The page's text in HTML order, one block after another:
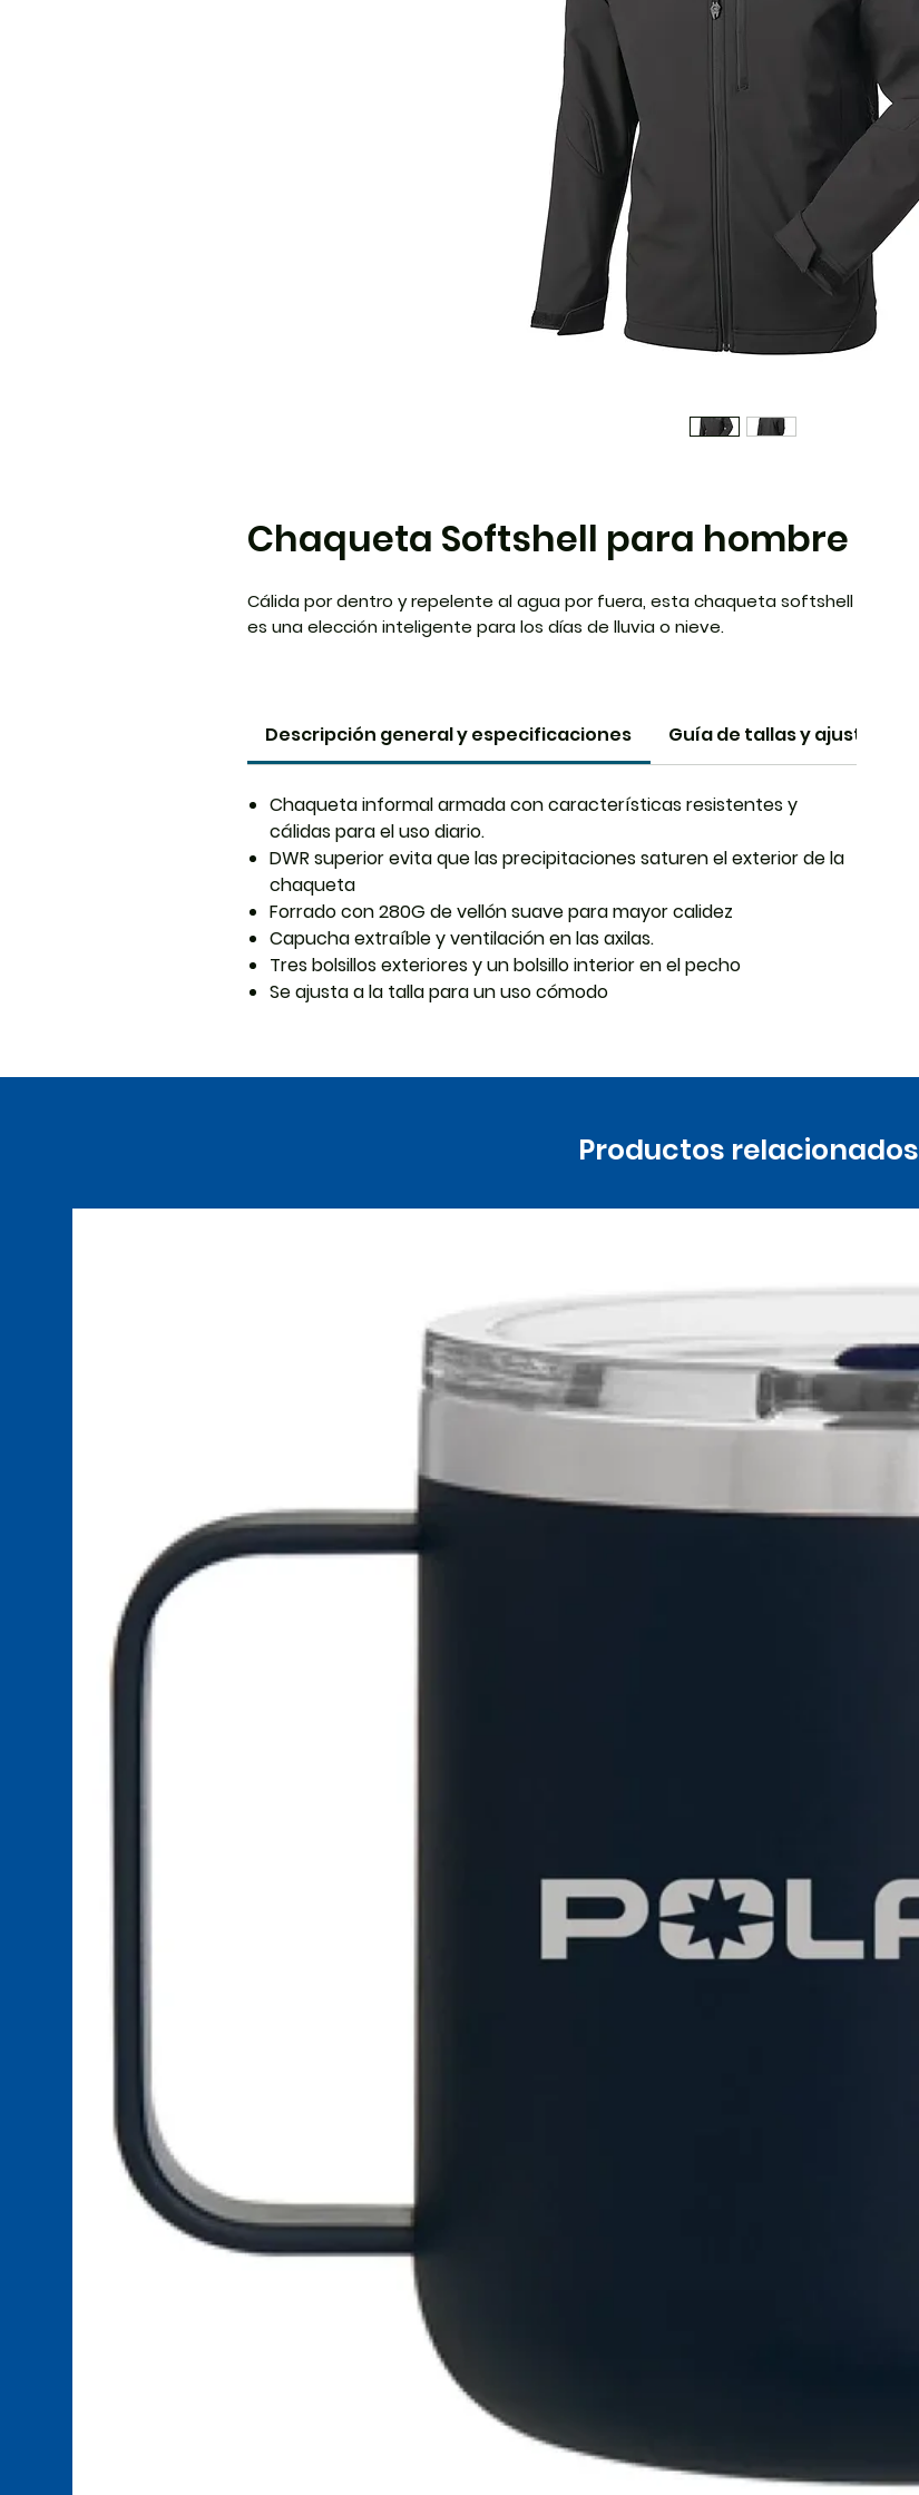
Chaqueta Softshell para hombre
Cálida por dentro y repelente al agua por fuera, esta chaqueta softshell
es una elección inteligente para los días de lluvia o nieve.
Descripción general y especificaciones Guía de tallas y ajustes
Chaqueta informal armada con características resistentes y
cálidas para el uso diario.
DWR superior evita que las precipitaciones saturen el exterior de la
chaqueta
Forrado con 280G de vellón suave para mayor calidez
Capucha extraíble y ventilación en las axilas.
Tres bolsillos exteriores y un bolsillo interior en el pecho
Se ajusta a la talla para un uso cómodo
Productos relacionados